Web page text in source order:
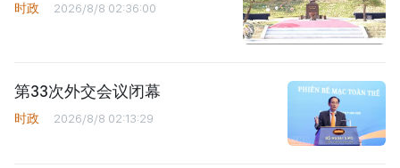
时政 2026/8/8 02:36:00
第33次外交会议闭幕
时政 2026/8/8 02:13:29